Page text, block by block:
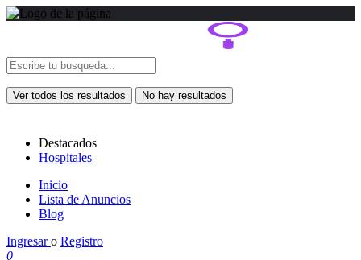
Ver todos los resultados No hay resultados
Destacados
Hospitales
Inicio
Lista de Anuncios
Blog
Ingresaro Registro
0